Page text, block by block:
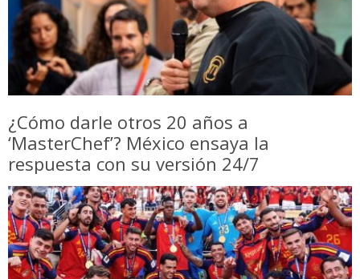
¿Cómo darle otros 20 años a
‘MasterChef’? México ensaya la
respuesta con su versión 24/7